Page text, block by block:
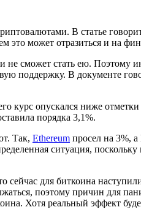
В статье
может отразиться и на
сможет стать ею. Поэтому
поддержку. В документе
курс опускался ниже
порядка 3,1%.
Так, Ethereum просел на 3%,
ситуация,
для биткоина
поэтому причин для
Хотя реальный эффект